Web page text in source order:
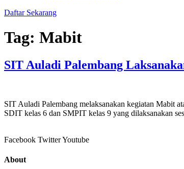
Daftar Sekarang
Tag: Mabit
SIT Auladi Palembang
SIT Auladi Palembang melaksanakan kegiatan Mabit
SDIT kelas 6 dan SMPIT kelas 9 yang dilaksanakan
Facebook TwitterYoutube
About